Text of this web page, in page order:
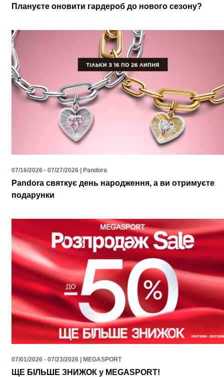
Плануєте оновити гардероб до нового сезону?
07/16/2026 - 07/27/2026 | Pandora
Pandora святкує день народження, а ви отримуєте
подарунки
07/01/2026 - 07/23/2026 | MEGASPORT
ЩЕ БІЛЬШЕ ЗНИЖОК у MEGASPORT!